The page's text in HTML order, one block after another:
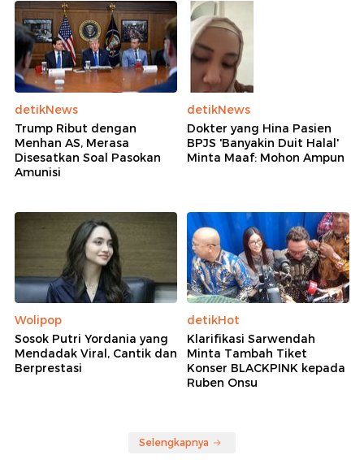
detikNews
Trump Ribut dengan
Menhan AS, Merasa
Disesatkan Soal Pasokan
Amunisi
detikNews
Dokter yang Hina Pasien
BPJS 'Banyakin Duit Halal'
Minta Maaf: Mohon Ampun
Wolipop
Sosok Putri Yordania yang
Mendadak Viral, Cantik dan
Berprestasi
detikHot
Klarifikasi Sarwendah
Minta Tambah Tiket
Konser BLACKPINK kepada
Ruben Onsu
Selengkapnya